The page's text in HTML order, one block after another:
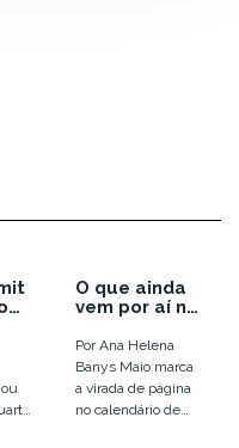
O que ainda
vem por aí no
de inovação
de 2026
Por Ana Helena
Banys Maio marca
a virada de página
no calendário de